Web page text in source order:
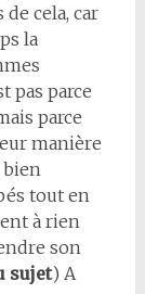
cela, car
la
pas parce
parce
manière
bien
tout en
à rien
son
sujet) A